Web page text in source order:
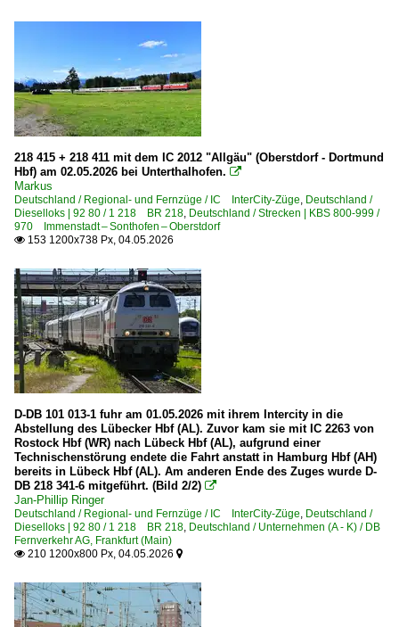
218 415 + 218 411 mit dem IC 2012 "Allgäu" (Oberstdorf - Dortmund
Hbf) am 02.05.2026 bei Unterthalhofen. 
Markus
Deutschland / Regional- und Fernzüge / IC InterCity-Züge, Deutschland /
Dieselloks | 92 80 / 1 218 BR 218, Deutschland / Strecken | KBS 800-999 /
970 Immenstadt – Sonthofen – Oberstdorf
 153 1200x738 Px, 04.05.2026
D-DB 101 013-1 fuhr am 01.05.2026 mit ihrem Intercity in die
Abstellung des Lübecker Hbf (AL). Zuvor kam sie mit IC 2263 von
Rostock Hbf (WR) nach Lübeck Hbf (AL), aufgrund einer
Technischenstörung endete die Fahrt anstatt in Hamburg Hbf (AH)
bereits in Lübeck Hbf (AL). Am anderen Ende des Zuges wurde D-
DB 218 341-6 mitgeführt. (Bild 2/2) 
Jan-Phillip Ringer
Deutschland / Regional- und Fernzüge / IC InterCity-Züge, Deutschland /
Dieselloks | 92 80 / 1 218 BR 218, Deutschland / Unternehmen (A - K) / DB
Fernverkehr AG, Frankfurt (Main)
 210 1200x800 Px, 04.05.2026 